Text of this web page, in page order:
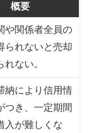
概要
や関係者全員の
られないと売却
れない。
納により信用情
つき、一定期間
入が難しくな